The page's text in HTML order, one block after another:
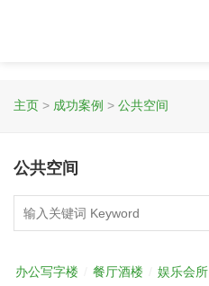
主页 > 成功案例 > 公共空间
公共空间
办公写字楼 餐厅酒楼 娱乐会所